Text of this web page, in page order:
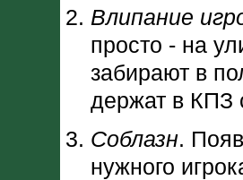
Влипание
просто - на
забирают в
держат в КПЗ
Соблазн.
нужного